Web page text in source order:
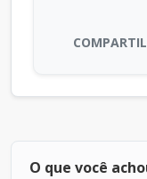
O que você